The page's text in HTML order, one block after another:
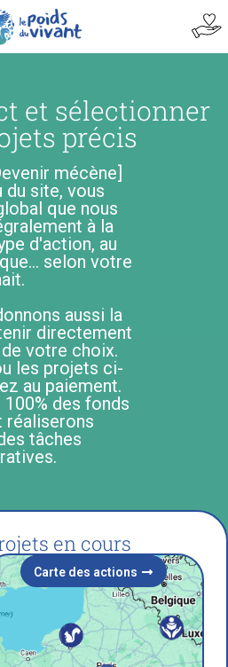
et sélectionner
précis
mécène]
du site, vous
que nous
à la
d'action, au
selon votre
aussi la
directement
votre choix.
les projets ci-
au paiement.
des fonds
réaliserons
tâches
en cours
Carte des actions